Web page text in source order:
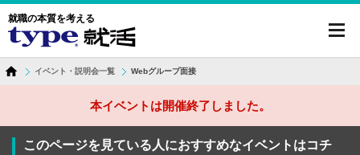
就職の本質を考える
イベント・説明会一覧 Webグループ面接
本イベントは開催終了しました。
このページを見ている人におすすめなイベントはコチ